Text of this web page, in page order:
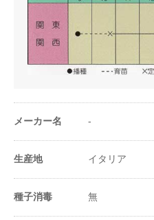
1m²当たり株数
1a当たり播種量
（粒数）
1m²当たり播種量
（粒数）
メーカー名 -
生産地 イタリア
種子消毒 無